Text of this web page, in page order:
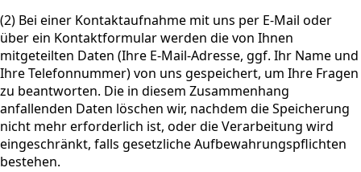
(2) Bei einer Kontaktaufnahme mit uns per E-Mail oder
über ein Kontaktformular werden die von Ihnen
mitgeteilten Daten (Ihre E-Mail-Adresse, ggf. Ihr Name und
Ihre Telefonnummer) von uns gespeichert, um Ihre Fragen
zu beantworten. Die in diesem Zusammenhang
anfallenden Daten löschen wir, nachdem die Speicherung
nicht mehr erforderlich ist, oder die Verarbeitung wird
eingeschränkt, falls gesetzliche Aufbewahrungspflichten
bestehen.